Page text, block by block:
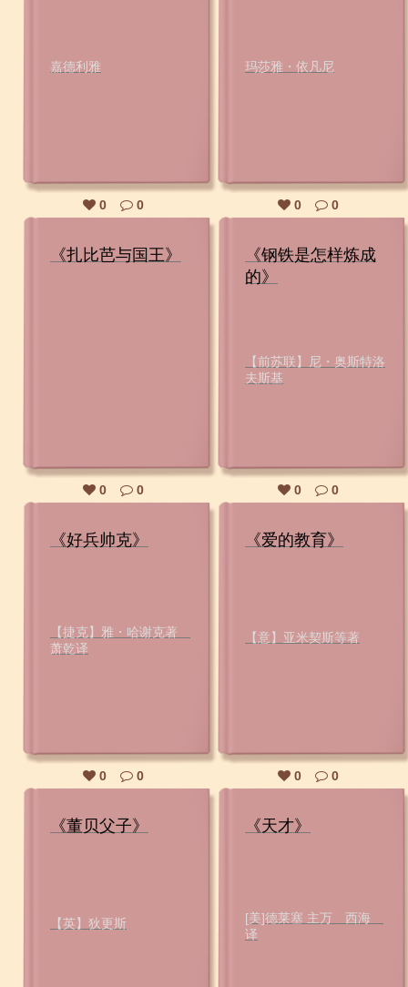
嘉德利雅
0 0
玛莎雅・依凡尼
0 0
《扎比芭与国王》
0 0
《钢铁是怎样炼成
的》
【前苏联】尼・奥斯特洛
夫斯基
0 0
《好兵帅克》
【捷克】雅・哈谢克著
萧乾译
0 0
《爱的教育》
【意】亚米契斯等著
0 0
《董贝父子》
【英】狄更斯
《天才》
[美]德莱塞 主万 西海
译